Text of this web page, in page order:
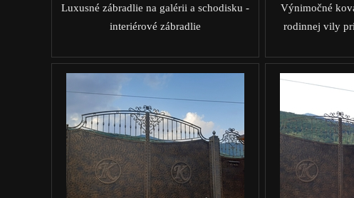
Luxusné zábradlie na galérii a schodisku -
interiérové zábradlie
Výnimočné
rodinnej vily